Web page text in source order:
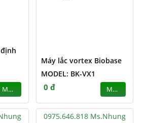
MUA
Máy lắc vortex Biobase
MODEL: BK-VX1
0 đ MUA
0975.646.818 Ms.Nhung